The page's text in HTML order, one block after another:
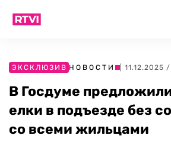
ЭКСКЛЮЗИВ НОВОСТИ | 11.12.2025
В Госдуме
елки в подъезде без
со всеми жильцами